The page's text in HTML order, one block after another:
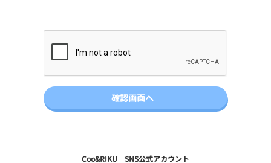
Coo&RIKU SNS公式アカウント